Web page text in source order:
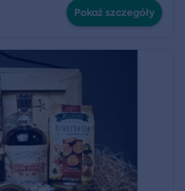
Pokaż szczegóły